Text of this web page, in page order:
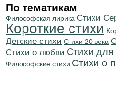
По тематикам
Философская лирика Cтихи
Короткие стихи
Детские стихи Стихи 20 века
Стихи о любви Стихи для
Философские стихи Стихи о